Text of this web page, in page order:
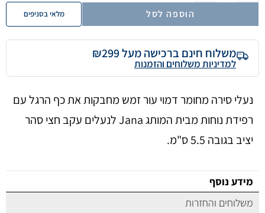
הוספה לסל מלאי בסניפים
משלוח חינם ברכישה מעל ₪299
למדיניות משלוחים והזמנות
נעלי סירה מחומר דמוי עור זמש מחבקות את כף הרגל עם
רפידת נוחות מבית המותג Jana לנעלים עקב חצי סהר
יציב בגובה 5.5 ס"מ.
מידע נוסף
משלוחים והחזרות